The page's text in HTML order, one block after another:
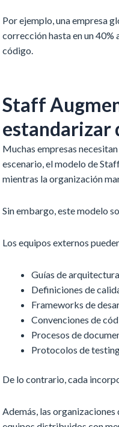
Por ejemplo, una empresa
corrección hasta en un
código.
Staff
estandarizar
Muchas empresas
escenario, el modelo de
mientras la organización
Sin embargo, este modelo
Los equipos externos
Guías de arquitectura
Definiciones de
Frameworks de
Convenciones de
Procesos de
Protocolos de
De lo contrario, cada
Además, las